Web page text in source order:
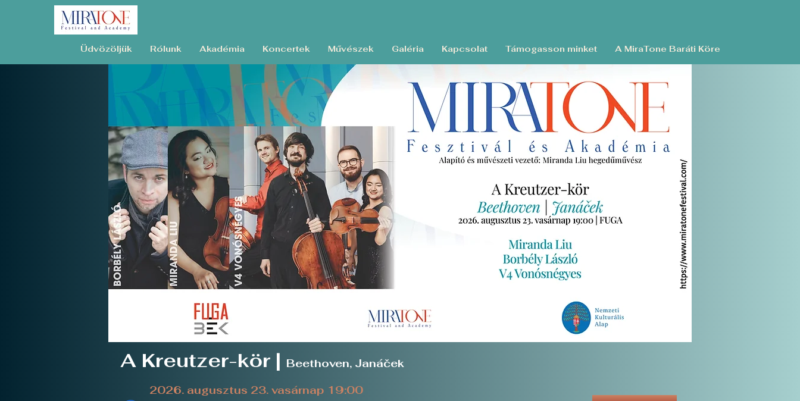
Üdvözöljük Rólunk Akadémia Koncertek Művészek Galéria Kapcsolat Támogasson minket A MiraTone Baráti Köre
A Kreutzer-kör | Beethoven, Janáček
2026. augusztus 23. vasárnap 19:00